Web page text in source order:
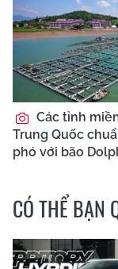
Các tỉnh
Trung Quốc
phó với bão
CÓ THỂ BẠN